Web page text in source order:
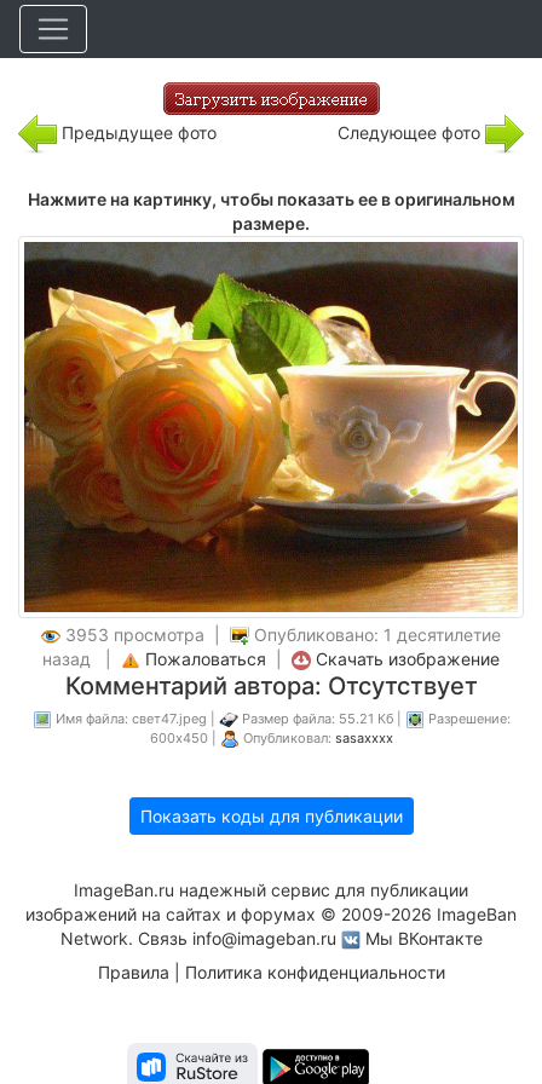
Предыдущее фото Следующее фото
Нажмите на картинку, чтобы показать ее в оригинальном
размере.
3953 просмотра |
Опубликовано: 1 десятилетие
назад |
Пожаловаться Скачать изображение
Комментарий автора: Отсутствует
Имя файла: свет47.jpeg | Размер файла: 55.21 Кб |
Разрешение:
600x450 |
Опубликовал: sasaxxxx
Показать коды для публикации
ImageBan.ru надежный сервис для публикации
изображений на сайтах и форумах © 2009-2026 ImageBan
Network. Связь info@imageban.ru
Мы ВКонтакте
Правила
Политика конфиденциальности